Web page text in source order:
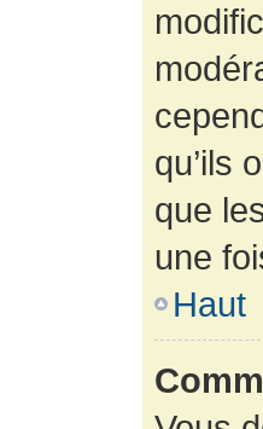
qu’ils
que
une
Haut